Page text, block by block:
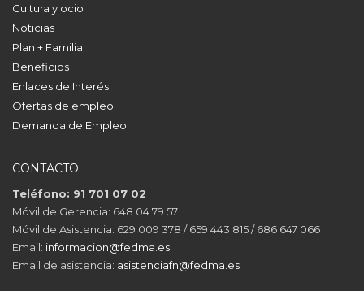
Cultura y ocio
Noticias
Plan + Familia
Beneficios
Enlaces de Interés
Ofertas de empleo
Demanda de Empleo
CONTACTO
Teléfono: 91 701 07 02
Móvil de Gerencia: 648 04 79 57
Móvil de Asistencia: 629 009 378 / 659 443 815 / 686 647 066
Email: informacion@fedma.es
Email de asistencia: asistenciafn@fedma.es